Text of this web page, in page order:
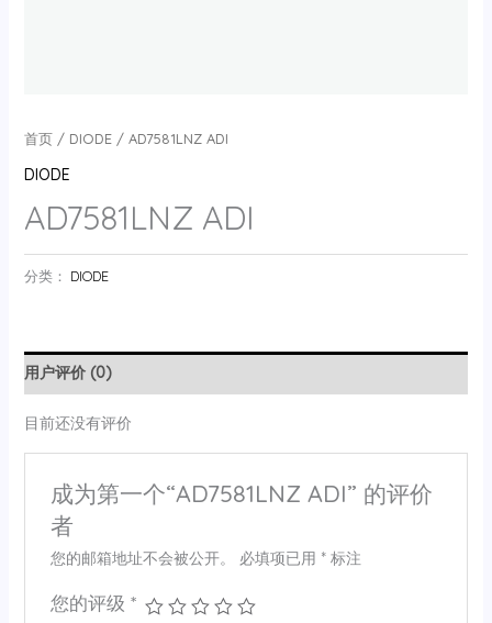
首页/ DIODE/ AD7581LNZ ADI
DIODE
AD7581LNZ ADI
分类： DIODE
用户评价 (0)
目前还没有评价
成为第一个“AD7581LNZ ADI” 的评价
者
您的邮箱地址不会被公开。 必填项已用 *标注
您的评级 *